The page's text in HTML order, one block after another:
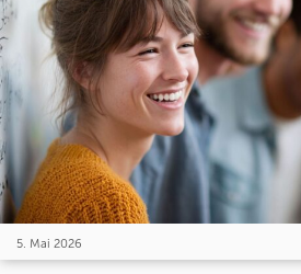
5. Mai 2026